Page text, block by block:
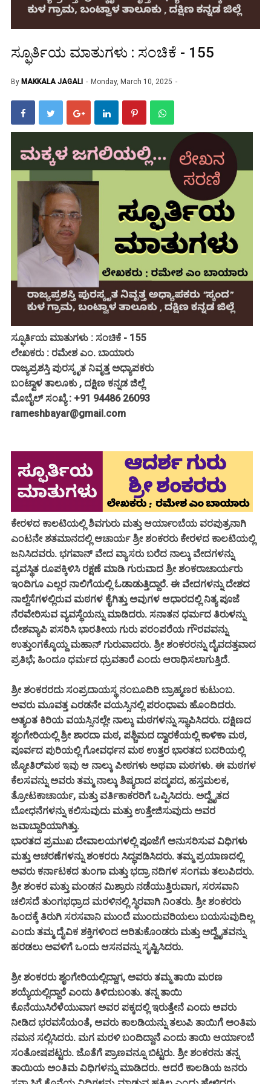
ಸ್ಫೂರ್ತಿಯ ಮಾತುಗಳು : ಸಂಚಿಕೆ - 155
By MAKKALA JAGALI Monday, March 10, 2025
ಸ್ಫೂರ್ತಿಯ ಮಾತುಗಳು : ಸಂಚಿಕೆ - 155
ಲೇಖಕರು : ರಮೇಶ ಎಂ. ಬಾಯಾರು
ರಾಜ್ಯಪ್ರಶಸ್ತಿ ಪುರಸ್ಕೃತ ನಿವೃತ್ತ ಅಧ್ಯಾಪಕರು
ಬಂಟ್ವಾಳ ತಾಲೂಕು , ದಕ್ಷಿಣ ಕನ್ನಡ ಜಿಲ್ಲೆ
ಮೊಬೈಲ್ ಸಂಖ್ಯೆ : +91 94486 26093
rameshbayar@gmail.com
ಕೇರಳದ ಕಾಲಟಿಯಲ್ಲಿ ಶಿವಗುರು ಮತ್ತು ಆರ್ಯಾಂಬೆಯ ವರಪುತ್ರನಾಗಿ
ಎಂಟನೇ ಶತಮಾನದಲ್ಲಿ ಆಚಾರ್ಯ ಶ್ರೀ ಶಂಕರರು ಕೇರಳದ ಕಾಲಟಿಯಲ್ಲಿ
ಜನಿಸಿದವರು. ಭಗವಾನ್ ವೇದ ವ್ಯಾಸರು ಬರೆದ ನಾಲ್ಕು ವೇದಗಳನ್ನು
ವ್ಯವಸ್ಥಿತ ರೂಪಕ್ಕಿಳಿಸಿ ರಕ್ಷಣೆ ಮಾಡಿ ಗುರುವಾದ ಶ್ರೀ ಶಂಕರಾಚಾರ್ಯರು
ಇಂದಿಗೂ ಎಲ್ಲರ ನಾಲಿಗೆಯಲ್ಲಿ ಓಡಾಡುತ್ತಿದ್ದಾರೆ. ಈ ವೇದಗಳನ್ನು ದೇಶದ
ನಾಲ್ದೆಸೆಗಳಲ್ಲಿರುವ ಮಠಗಳ ಕೈಗಿತ್ತು ಅವುಗಳ ಆಧಾರದಲ್ಲಿ ನಿತ್ಯ ಪೂಜೆ
ನೆರವೇರಿಸುವ ವ್ಯವಸ್ಥೆಯನ್ನು ಮಾಡಿದರು. ಸನಾತನ ಧರ್ಮದ ತಿರುಳನ್ನು
ದೇಶವ್ಯಾಪಿ ಪಸರಿಸಿ ಭಾರತೀಯ ಗುರು ಪರಂಪರೆಯ ಗೌರವವನ್ನು
ಉತ್ತುಂಗಕ್ಕೊಯ್ದ ಮಹಾನ್ ಗುರುವಾದರು. ಶ್ರೀ ಶಂಕರರನ್ನು ದೈವದತ್ತವಾದ
ಪ್ರತಿಭೆ; ಹಿಂದೂ ಧರ್ಮದ ಧ್ರುವತಾರೆ ಎಂದು ಆರಾಧಿಸಲಾಗುತ್ತಿದೆ.
ಶ್ರೀ ಶಂಕರರದು ಸಂಪ್ರದಾಯಸ್ಥ ನಂಬೂದಿರಿ ಬ್ರಾಹ್ಮಣರ ಕುಟುಂಬ.
ಅವರು ಮೂವತ್ತ ಎರಡನೇ ವಯಸ್ಸಿನಲ್ಲಿ ಪರಂಧಾಮ ಹೊಂದಿದರು.
ಅತ್ಯಂತ ಕಿರಿಯ ವಯಸ್ಸಿನಲ್ಲೇ ನಾಲ್ಕು ಮಠಗಳನ್ನು ಸ್ಥಾಪಿಸಿದರು. ದಕ್ಷಿಣದ
ಶೃಂಗೇರಿಯಲ್ಲಿ ಶ್ರೀ ಶಾರದಾ ಮಠ, ಪಶ್ಚಿಮದ ದ್ವಾರಕೆಯಲ್ಲಿ ಕಾಳಿಕಾ ಮಠ,
ಪೂರ್ವದ ಪುರಿಯಲ್ಲಿ ಗೋವರ್ಧನ ಮಠ ಉತ್ತರ ಭಾರತದ ಬದರಿಯಲ್ಲಿ
ಜ್ಯೋತಿರ್‌ಮಠ ಇವು ಆ ನಾಲ್ಕು ಪೀಠಗಳು ಅಥವಾ ಮಠಗಳು. ಈ ಮಠಗಳ
ಕೆಲಸವನ್ನು ಅವರು ತಮ್ಮ ನಾಲ್ಕು ಶಿಷ್ಯರಾದ ಪದ್ಮಪದ, ಹಸ್ತಮಲಕ,
ತ್ರೋಟಕಾಚಾರ್ಯ, ಮತ್ತು ವರ್ತಿಕಾಕರರಿಗೆ ಒಪ್ಪಿಸಿದರು. ಅದ್ವೈತದ
ಬೋಧನೆಗಳನ್ನು ಕಲಿಸುವುದು ಮತ್ತು ಉತ್ತೇಜಿಸುವುದು ಅವರ
ಜವಾಬ್ದಾರಿಯಾಗಿತ್ತು.
ಭಾರತದ ಪ್ರಮುಖ ದೇವಾಲಯಗಳಲ್ಲಿ ಪೂಜೆಗೆ ಅನುಸರಿಸುವ ವಿಧಿಗಳು
ಮತ್ತು ಆಚರಣೆಗಳನ್ನು ಶಂಕರರು ಸಿದ್ಧಪಡಿಸಿದರು. ತಮ್ಮ ಪ್ರಯಾಣದಲ್ಲಿ
ಅವರು ಕರ್ನಾಟಕದ ತುಂಗಾ ಮತ್ತು ಭದ್ರಾ ನದಿಗಳ ಸಂಗಮ ತಲುಪಿದರು.
ಶ್ರೀ ಶಂಕರ ಮತ್ತು ಮಂಡನ ಮಿಶ್ರಾರು ನಡೆಯುತ್ತಿರುವಾಗ, ಸರಸವಾನಿ
ಚಲಿಸದೆ ತುಂಗಭಧ್ರಾದ ಮರಳಿನಲ್ಲಿ ಸ್ಥಿರವಾಗಿ ನಿಂತರು. ಶ್ರೀ ಶಂಕರರು
ಹಿಂದಕ್ಕೆ ತಿರುಗಿ ಸರಸವಾನಿ ಮುಂದೆ ಮುಂದುವರಿಯಲು ಬಯಸುವುದಿಲ್ಲ
ಎಂದು ತಮ್ಮ ದೈವಿಕ ಶಕ್ತಿಗಳಿಂದ ಅರಿತುಕೊಂಡರು ಮತ್ತು ಅದ್ವೈತವನ್ನು
ಹರಡಲು ಅವಳಿಗೆ ಒಂದು ಆಸನವನ್ನು ಸೃಷ್ಟಿಸಿದರು.
ಶ್ರೀ ಶಂಕರರು ಶೃಂಗೇರಿಯಲ್ಲಿದ್ದಾಗ, ಅವರು ತಮ್ಮ ತಾಯಿ ಮರಣ
ಶಯ್ಯೆಯಲ್ಲಿದ್ದಾರೆ ಎಂದು ತಿಳಿದುಬಂತು. ತನ್ನ ತಾಯಿ
ಕೊನೆಯುಸಿರೆಳೆಯುವಾಗ ಅವರ ಪಕ್ಕದಲ್ಲಿ ಇರುತ್ತೇನೆ ಎಂದು ಅವರು
ನೀಡಿದ ಭರವಸೆಯಂತೆ, ಅವರು ಕಾಲಡಿಯನ್ನು ತಲುಪಿ ತಾಯಿಗೆ ಅಂತಿಮ
ನಮನ ಸಲ್ಲಿಸಿದರು. ಮಗ ಮರಳಿ ಬಂದಿದ್ದಾನೆ ಎಂದು ತಾಯಿ ಆರ್ಯಾಂಬೆ
ಸಂತೋಷಪಟ್ಟರು. ಜೊತೆಗೆ ಪ್ರಾಣವನ್ನೂ ಬಿಟ್ಟರು. ಶ್ರೀ ಶಂಕರನು ತನ್ನ
ತಾಯಿಯ ಅಂತಿಮ ವಿಧಿಗಳನ್ನು ಮಾಡಿದರು. ಆದರೆ ಕಾಲಡಿಯ ಜನರು